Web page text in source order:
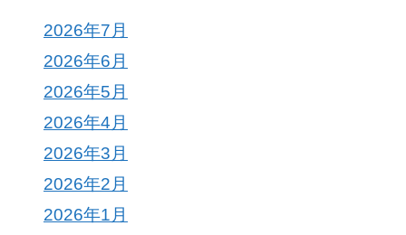
2026年7月
2026年6月
2026年5月
2026年4月
2026年3月
2026年2月
2026年1月